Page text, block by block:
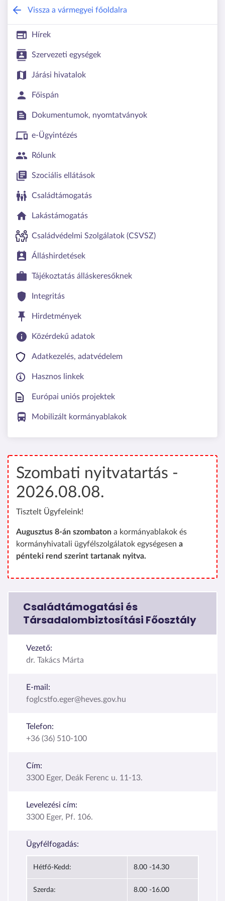
Heves Vármegyei Kormányhivatal
Vissza a vármegyei főoldalra
Hírek
Szervezeti egységek
Járási hivatalok
Főispán
Dokumentumok, nyomtatványok
e-Ügyintézés
Rólunk
Szociális ellátások
Családtámogatás
Lakástámogatás
Családvédelmi Szolgálatok (CSVSZ)
Álláshirdetések
Tájékoztatás álláskeresőknek
Integritás
Hirdetmények
Közérdekű adatok
Adatkezelés, adatvédelem
Hasznos linkek
Európai uniós projektek
Mobilizált kormányablakok
Szombati nyitvatartás -
2026.08.08.
Tisztelt Ügyfeleink!
Augusztus 8-án szombaton a kormányablakok és
kormányhivatali ügyfélszolgálatok egységesen a
pénteki rend szerint tartanak nyitva.
Családtámogatási és
Társadalombiztosítási Főosztály
Vezető:
dr. Takács Márta
E-mail:
foglcstfo.eger@heves.gov.hu
Telefon:
+36 (36) 510-100
Cím:
3300 Eger, Deák Ferenc u. 11-13.
Levelezési cím:
3300 Eger, Pf. 106.
Ügyfélfogadás:
Hétfő-Kedd: 8.00 -14.30
Szerda: 8.00 -16.00